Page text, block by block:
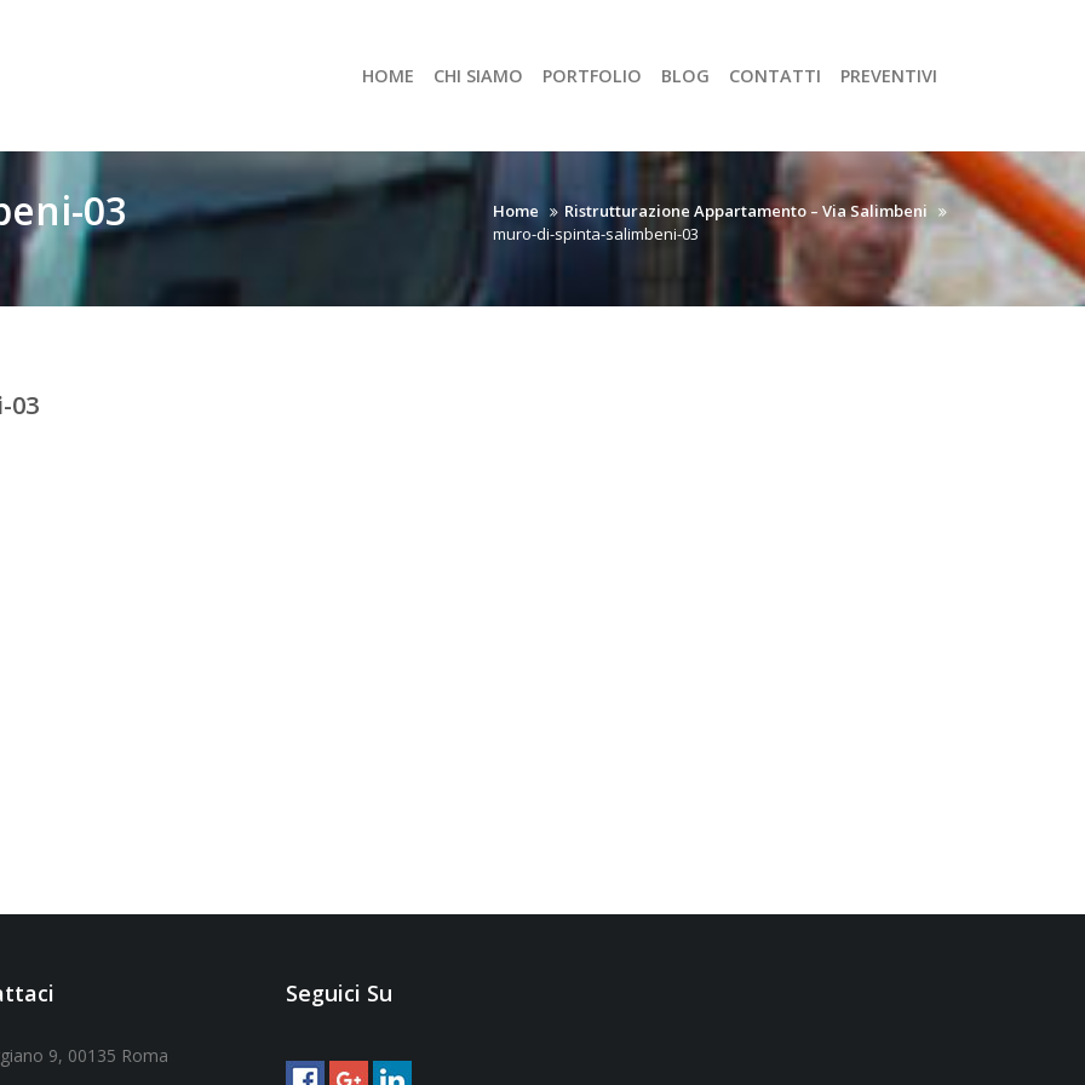
HOME CHI SIAMO PORTFOLIO BLOG CONTATTI PREVENTIVI
03 Home
Ristrutturazione Appartamento – Via Salimbeni
muro-di-spinta-salimbeni-03
03
9, 00135 Roma
Seguici Su